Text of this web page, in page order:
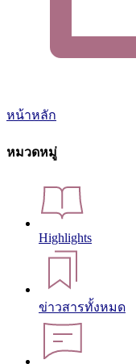
หน้าหลัก
หมวดหมู่
Highlights
ข่าวสารทั้งหมด